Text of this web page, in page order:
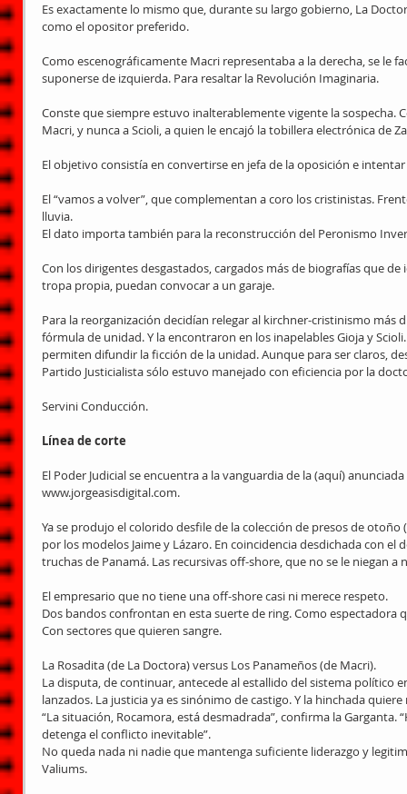
Es exactamente lo mismo que, durante su largo gobierno, La
como el opositor preferido.
Como escenográficamente Macri representaba a la derecha, se le
suponerse de izquierda. Para resaltar la Revolución Imaginaria.
Conste que siempre estuvo inalterablemente vigente la sospecha.
Macri, y nunca a Scioli, a quien le encajó la tobillera electrónica de
El objetivo consistía en convertirse en jefa de la oposición e
El “vamos a volver”, que complementan a coro los cristinistas.
lluvia.
El dato importa también para la reconstrucción del Peronismo
Con los dirigentes desgastados, cargados más de biografías que
tropa propia, puedan convocar a un garaje.
Para la reorganización decidían relegar al kirchner-cristinismo más
fórmula de unidad. Y la encontraron en los inapelables Gioja y
permiten difundir la ficción de la unidad. Aunque para ser claros,
Partido Justicialista sólo estuvo manejado con eficiencia por la
Servini Conducción.
Línea de corte
El Poder Judicial se encuentra a la vanguardia de la (aquí)
www.jorgeasisdigital.com.
Ya se produjo el colorido desfile de la colección de presos de
por los modelos Jaime y Lázaro. En coincidencia desdichada con
truchas de Panamá. Las recursivas off-shore, que no se le niegan a
El empresario que no tiene una off-shore casi ni merece respeto.
Dos bandos confrontan en esta suerte de ring. Como espectadora
Con sectores que quieren sangre.
La Rosadita (de La Doctora) versus Los Panameños (de Macri).
La disputa, de continuar, antecede al estallido del sistema político
lanzados. La justicia ya es sinónimo de castigo. Y la hinchada quiere
“La situación, Rocamora, está desmadrada”, confirma la
detenga el conflicto inevitable”.
No queda nada ni nadie que mantenga suficiente liderazgo y
Valiums.